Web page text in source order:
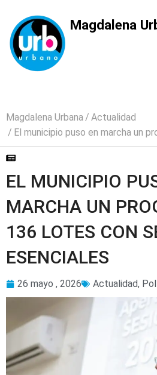
Magdalena
Magdalena Urbana
Actualidad
El municipio puso en marcha un
EL MUNICIPIO
MARCHA UN
136 LOTES CON
ESENCIALES
26 mayo , 2026 Actualidad,